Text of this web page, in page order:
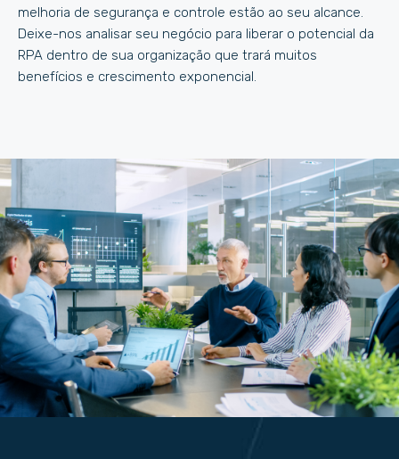
melhoria de segurança e controle estão ao seu alcance.
Deixe-nos analisar seu negócio para liberar o potencial da
RPA dentro de sua organização que trará muitos
benefícios e crescimento exponencial.